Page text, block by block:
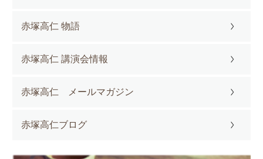
赤塚高仁 物語
赤塚高仁 講演会情報
赤塚高仁 メールマガジン
赤塚高仁ブログ